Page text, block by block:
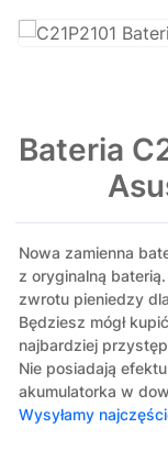
Bateria
Nowa zamienna
z oryginalną
zwrotu pieniedzy
Będziesz mógł
najbardziej
Nie posiadają
akumulatorka w
Wysyłamy